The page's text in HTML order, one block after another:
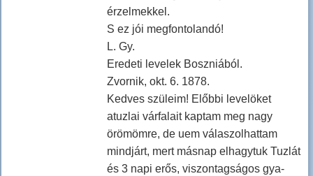
érzelmekkel.
S ez jói megfontolandó!
L. Gy.
Eredeti levelek Boszniából.
Zvornik, okt. 6. 1878.
Kedves szüleim! Előbbi levelöket
atuzlai várfalait kaptam meg nagy
örömömre, de uem válaszolhattam
mindjárt, mert másnap elhagytuk Tuzlát
és 3 napi erős, viszontagságos gya-